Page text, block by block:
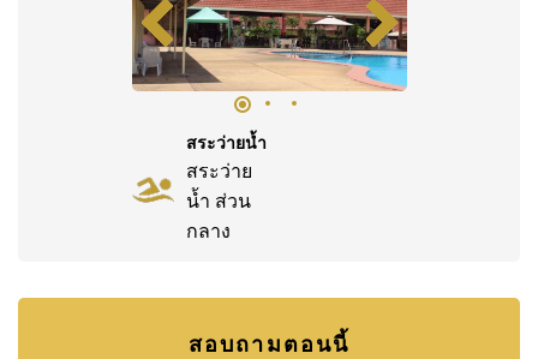
WhatsApp ของสำนักงาน:+66807945904และ LINE:
@cornerstonepattaya
สระว่ายน้ำ
สระว่าย
น้ำ ส่วน
กลาง
สอบถามตอนนี้